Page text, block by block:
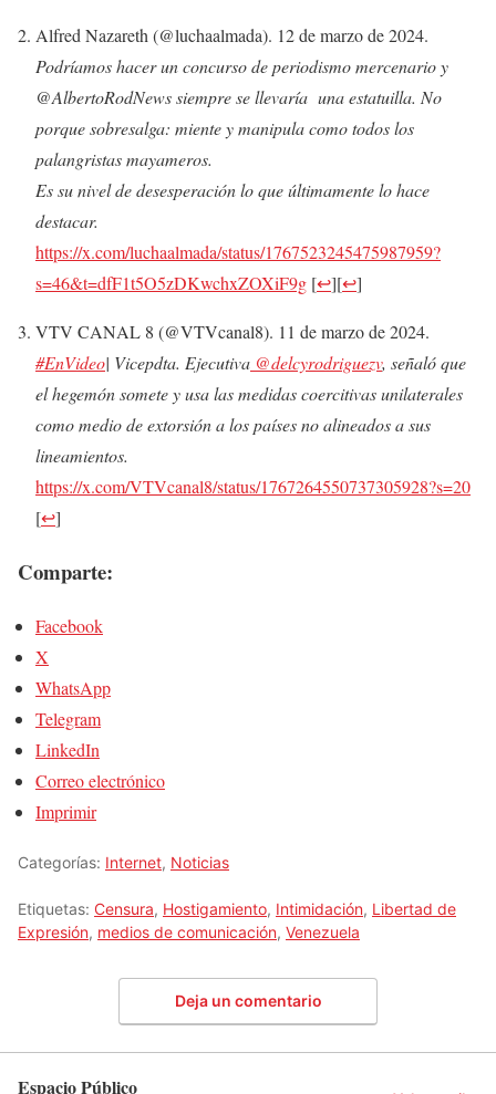
Alfred Nazareth (@luchaalmada). 12 de marzo de 2024.
Podríamos hacer un concurso de periodismo mercenario y
@AlbertoRodNews siempre se llevaría una estatuilla. No
porque sobresalga: miente y manipula como todos los
palangristas mayameros.
Es su nivel de desesperación lo que últimamente lo hace
destacar.
https://x.com/luchaalmada/status/1767523245475987959?
s=46&t=dfF1t5O5zDKwchxZOXiF9g [↩][↩]
VTV CANAL 8 (@VTVcanal8). 11 de marzo de 2024.
#EnVideo| Vicepdta. Ejecutiva @delcyrodriguezv, señaló que
el hegemón somete y usa las medidas coercitivas unilaterales
como medio de extorsión a los países no alineados a sus
lineamientos.
https://x.com/VTVcanal8/status/1767264550737305928?s=20
[↩]
Comparte:
Facebook
X
WhatsApp
Telegram
LinkedIn
Correo electrónico
Imprimir
Categorías: Internet, Noticias
Etiquetas: Censura, Hostigamiento, Intimidación, Libertad de
Expresión, medios de comunicación, Venezuela
Deja un comentario
Espacio Público